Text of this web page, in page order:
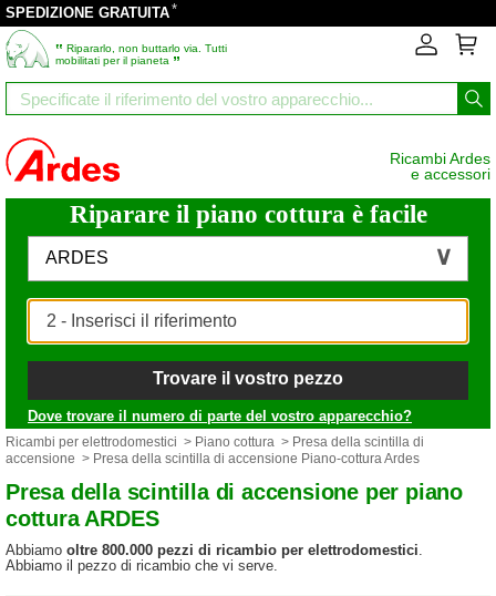
SPEDIZIONE GRATUITA*
‟ Ripararlo, non buttarlo via. Tutti
mobilitati per il pianeta ”
Ricambi Ardes
e accessori
Riparare il piano cottura è facile
ARDES
Trovare il vostro pezzo
Dove trovare il numero di parte del vostro apparecchio?
Ricambi per elettrodomestici > Piano cottura > Presa della scintilla di
accensione > Presa della scintilla di accensione Piano-cottura Ardes
Presa della scintilla di accensione per piano
cottura ARDES
Abbiamo oltre 800.000 pezzi di ricambio per elettrodomestici.
Abbiamo il pezzo di ricambio che vi serve.